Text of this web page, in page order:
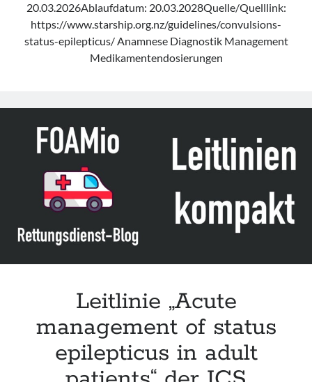
20.03.2026Ablaufdatum: 20.03.2028Quelle/Quelllink:
https://www.starship.org.nz/guidelines/convulsions-
status-epilepticus/ Anamnese Diagnostik Management
Medikamentendosierungen
Leitlinie „Acute
management of status
epilepticus in adult